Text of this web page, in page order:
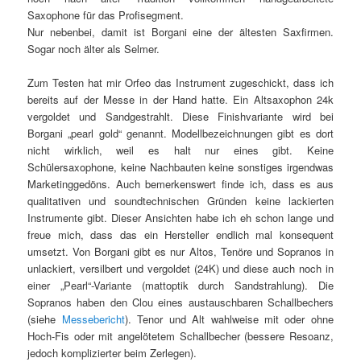
Saxophone für das Profisegment.
Nur nebenbei, damit ist Borgani eine der ältesten Saxfirmen.
Sogar noch älter als Selmer.
Zum Testen hat mir Orfeo das Instrument zugeschickt, dass ich
bereits auf der Messe in der Hand hatte. Ein Altsaxophon 24k
vergoldet und Sandgestrahlt. Diese Finishvariante wird bei
Borgani „pearl gold“ genannt. Modellbezeichnungen gibt es dort
nicht wirklich, weil es halt nur eines gibt. Keine
Schülersaxophone, keine Nachbauten keine sonstiges irgendwas
Marketinggedöns. Auch bemerkenswert finde ich, dass es aus
qualitativen und soundtechnischen Gründen keine lackierten
Instrumente gibt. Dieser Ansichten habe ich eh schon lange und
freue mich, dass das ein Hersteller endlich mal konsequent
umsetzt. Von Borgani gibt es nur Altos, Tenöre und Sopranos in
unlackiert, versilbert und vergoldet (24K) und diese auch noch in
einer „Pearl“-Variante (mattoptik durch Sandstrahlung). Die
Sopranos haben den Clou eines austauschbaren Schallbechers
(siehe Messebericht). Tenor und Alt wahlweise mit oder ohne
Hoch-Fis oder mit angelötetem Schallbecher (bessere Resoanz,
jedoch komplizierter beim Zerlegen).